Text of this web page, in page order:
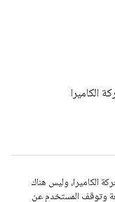
الكاميرا
الكاميرا، وليس هناك
وتوقف المستخدم عن